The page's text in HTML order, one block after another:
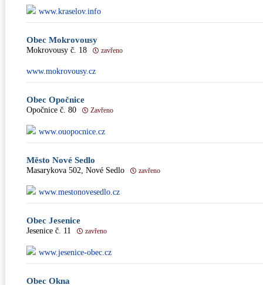
www.kraselov.info
Obec Mokrovousy
Mokrovousy č. 18 zavřeno
www.mokrovousy.cz
Obec Opočnice
Opočnice č. 80 Zavřeno
www.ouopocnice.cz
Město Nové Sedlo
Masarykova 502, Nové Sedlo zavřeno
www.mestonovesedlo.cz
Obec Jesenice
Jesenice č. 11 zavřeno
www.jesenice-obec.cz
Obec Okna